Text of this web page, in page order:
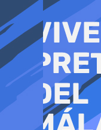
al
contenido